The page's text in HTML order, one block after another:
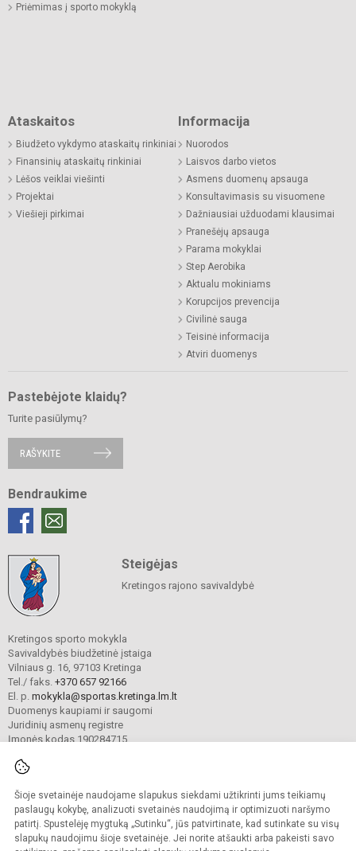
Šioje svetainėje naudojame slapukus siekdami užtikrinti jums teikiamų
paslaugų kokybę, analizuoti svetainės naudojimą ir optimizuoti naršymo
patirtį. Spustelėję mygtuką „Sutinku“, jūs patvirtinate, kad sutinkate su visų
slapukų naudojimu šioje svetainėje. Jei norite atšaukti arba pakeisti savo
Priėmimas į sporto mokyklą
Ataskaitos
Biudžeto vykdymo ataskaitų rinkiniai
Finansinių ataskaitų rinkiniai
Lėšos veiklai viešinti
Projektai
Viešieji pirkimai
Informacija
Nuorodos
Laisvos darbo vietos
Asmens duomenų apsauga
Konsultavimasis su visuomene
Dažniausiai užduodami klausimai
Pranešėjų apsauga
Parama mokyklai
Step Aerobika
Aktualu mokiniams
Korupcijos prevencija
Civilinė sauga
Teisinė informacija
Atviri duomenys
Pastebėjote klaidų?
Turite pasiūlymų?
RAŠYKITE
Bendraukime
Steigėjas
Kretingos rajono savivaldybė
Kretingos sporto mokykla
Savivaldybės biudžetinė įstaiga
Vilniaus g. 16, 97103 Kretinga
Tel./ faks. +370 657 92166
El. p. mokykla@sportas.kretinga.lm.lt
Duomenys kaupiami ir saugomi
Juridinių asmenų registre
Įmonės kodas 190284715
© 2021. Kretingos sporto mokykla. Visos teisės saugomos.
Kopijuoti turinį be raštiško gimnazijos sutikimo griežtai draudžiama.
Prieinamumo paraiška Slapukų valdymas